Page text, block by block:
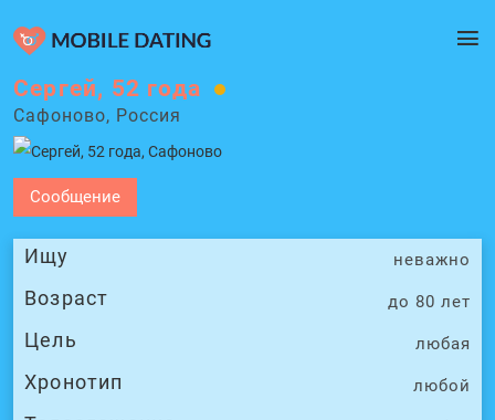
Сообщение
Ищу неважно
Возраст до 80 лет
Цель любая
Хронотип любой
Сергей, 52 года
Сафоново, Россия